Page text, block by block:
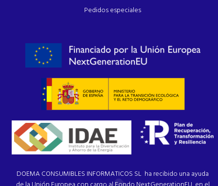
Pedidos especiales
DOEMA CONSUMIBLES INFORMATICOS SL ha recibido una ayuda